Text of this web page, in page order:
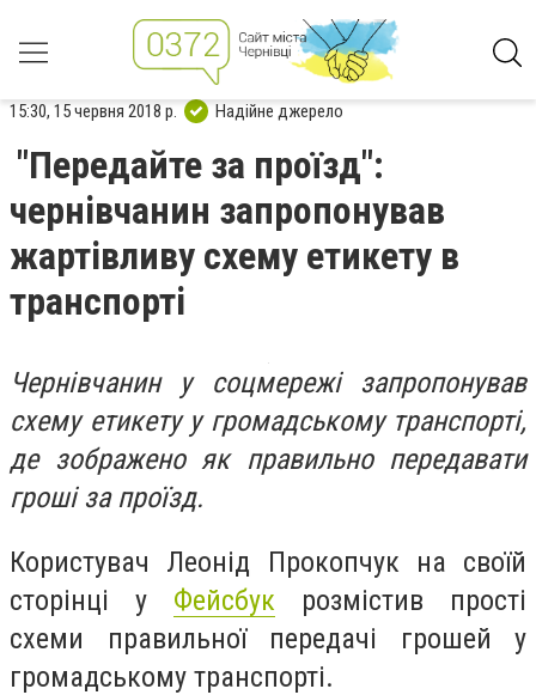
15:30, 15 червня 2018 р. Надійне джерело
"Передайте за проїзд":
чернівчанин запропонував
жартівливу схему етикету в
транспорті
Чернівчанин у соцмережі запропонував
схему етикету у громадському транспорті,
де зображено як правильно передавати
гроші за проїзд.
Користувач Леонід Прокопчук на своїй
сторінці у Фейсбук розмістив прості
схеми правильної передачі грошей у
громадському транспорті.